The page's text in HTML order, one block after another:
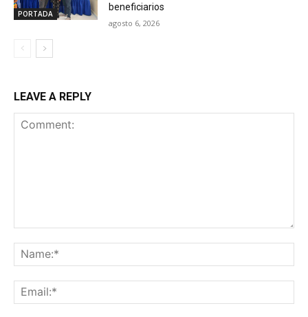
PORTADA
beneficiarios
agosto 6, 2026
LEAVE A REPLY